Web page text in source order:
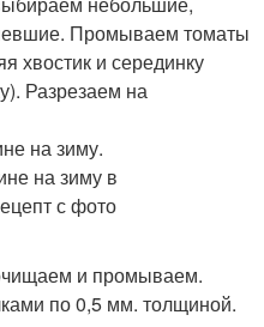
Промываем томаты
хвостик и серединку
Разрезаем на
и промываем.
по 0,5 мм. толщиной.